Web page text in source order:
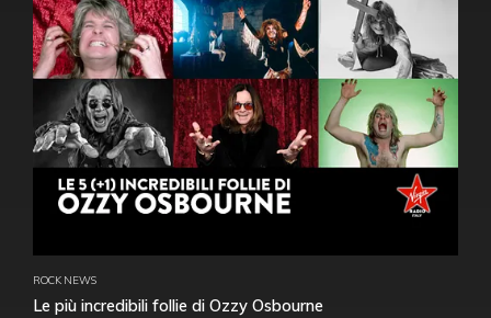
ROCK NEWS
Le più incredibili follie di Ozzy Osbourne